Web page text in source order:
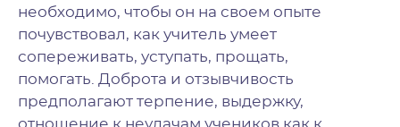
необходимо, чтобы он на своем опыте
почувствовал, как учитель умеет
сопереживать, уступать, прощать,
помогать. Доброта и отзывчивость
предполагают терпение, выдержку,